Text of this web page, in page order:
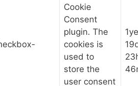
Cookie
Consent
plugin. The
cookies is
used to
store the
user consent